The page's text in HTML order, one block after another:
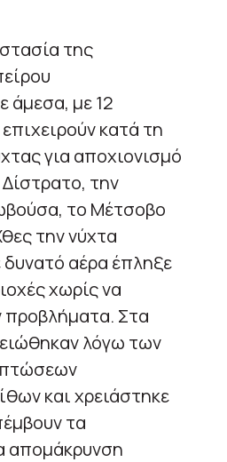
της
άμεσα, με 12
κατά τη
για αποχιονισμό
την
το Μέτσοβο
την νύχτα
δυνατό αέρα έπληξε
χωρίς να
προβλήματα. Στα
λόγω των
και χρειάστηκε
τα
απομάκρυνση